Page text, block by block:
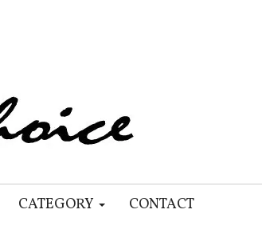
CATEGORY CONTACT